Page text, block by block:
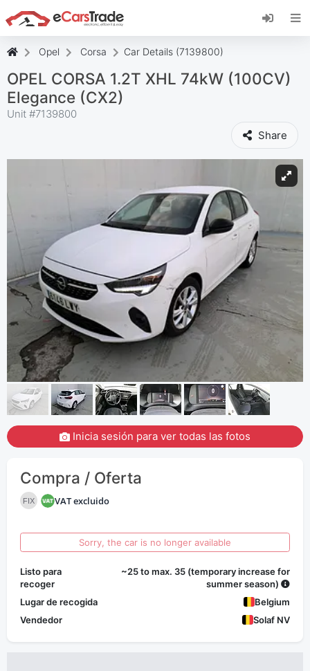
Instala la aplicación web de eCarsTrade,
añádela a tu pantalla de inicio y recibe
Opel Corsa Car Details (7139800)
OPEL CORSA 1.2T XHL 74kW (100CV)
Elegance (CX2)
Unit #7139800
Share
Inicia sesión para ver todas las fotos
Compra / Oferta
FIX VAT excluido
Sorry, the car is no longer available
Listo para
recoger
~25 to max. 35 (temporary increase for
summer season)
Lugar de recogida
Belgium
Vendedor
Solaf NV